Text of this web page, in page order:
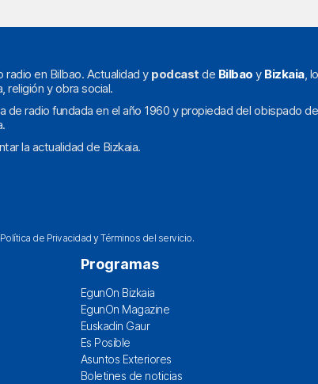
radio en Bilbao. Actualidad y podcast de Bilbao y Bizkaia,
religión y obra social.
de radio fundada en el año 1960 y propiedad del obispado
la actualidad de Bizkaia.
Política de Privacidad yTérminos del servicio.
Programas
EgunOn Bizkaia
EgunOn Magazine
Euskadin Gaur
Es Posible
Asuntos Exteriores
Boletines de noticias